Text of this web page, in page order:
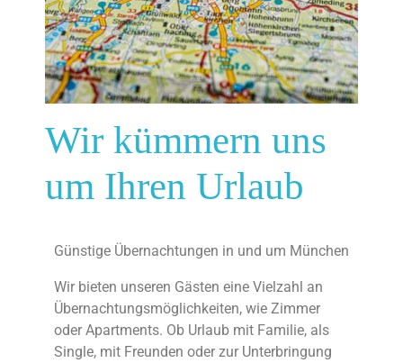
Wir kümmern uns
um Ihren Urlaub
Günstige Übernachtungen in und um München
Wir bieten unseren Gästen eine Vielzahl an
Übernachtungsmöglichkeiten, wie Zimmer
oder Apartments. Ob Urlaub mit Familie, als
Single, mit Freunden oder zur Unterbringung